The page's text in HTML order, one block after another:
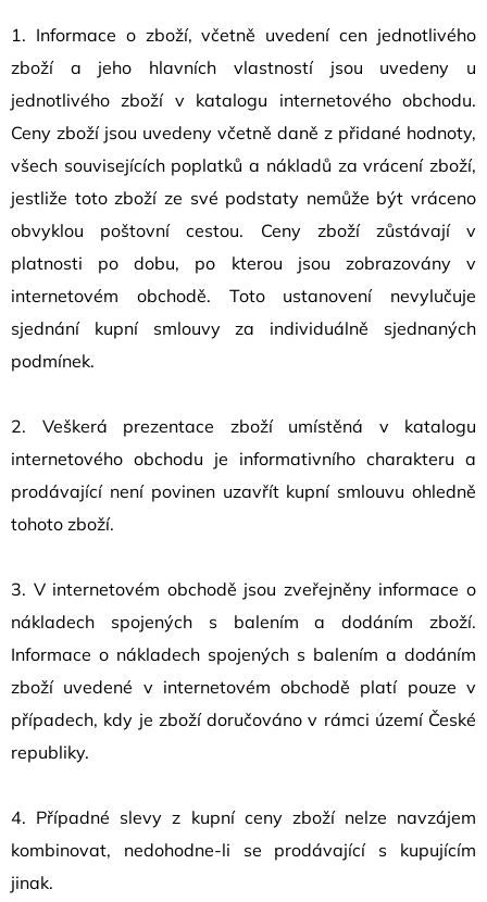
1. Informace o zboží, včetně uvedení cen jednotlivého
zboží a jeho hlavních vlastností jsou uvedeny u
jednotlivého zboží v katalogu internetového obchodu.
Ceny zboží jsou uvedeny včetně daně z přidané hodnoty,
všech souvisejících poplatků a nákladů za vrácení zboží,
jestliže toto zboží ze své podstaty nemůže být vráceno
obvyklou poštovní cestou. Ceny zboží zůstávají v
platnosti po dobu, po kterou jsou zobrazovány v
internetovém obchodě. Toto ustanovení nevylučuje
sjednání kupní smlouvy za individuálně sjednaných
podmínek.
2. Veškerá prezentace zboží umístěná v katalogu
internetového obchodu je informativního charakteru a
prodávající není povinen uzavřít kupní smlouvu ohledně
tohoto zboží.
3. V internetovém obchodě jsou zveřejněny informace o
nákladech spojených s balením a dodáním zboží.
Informace o nákladech spojených s balením a dodáním
zboží uvedené v internetovém obchodě platí pouze v
případech, kdy je zboží doručováno v rámci území České
republiky.
4. Případné slevy z kupní ceny zboží nelze navzájem
kombinovat, nedohodne-li se prodávající s kupujícím
jinak.